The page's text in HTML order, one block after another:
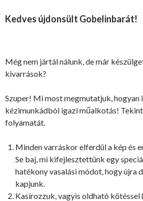
Kedves újdonsült Gobelinbarát!
Még nem jártál nálunk, de már
kivarrások?
Szuper! Mi most megmutatjuk, hogyan
kézimunkádból igazi műalkotás!
folyamatát.
Minden varráskor elferdül a kép és
Se baj, mi kifejlesztettünk egy
hatékony vasalási módot, hogy újra
kapjunk.
Kasírozzuk, vagyis oldható